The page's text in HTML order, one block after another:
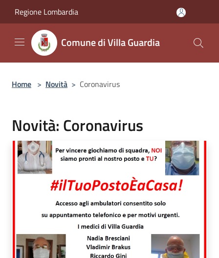
Regione Lombardia
Comune di Villa Guardia
Home > Novità > Coronavirus
Novità: Coronavirus